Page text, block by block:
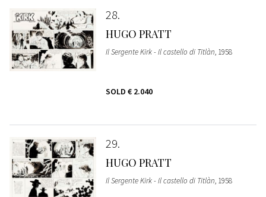
28
HUGO PRATT
Il Sergente Kirk - Il castello di Titlàn, 1958
SOLD € 2.040
29
HUGO PRATT
Il Sergente Kirk - Il castello di Titlàn, 1958